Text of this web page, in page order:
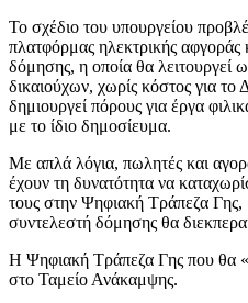
Το σχέδιο του υπουργείου
πλατφόρμας ηλεκτρικής
δόμησης, η οποία θα λειτουργεί
δικαιούχων, χωρίς κόστος για το
δημιουργεί πόρους για έργα
με το ίδιο δημοσίευμα.
Με απλά λόγια, πωλητές και
έχουν τη δυνατότητα να
τους στην Ψηφιακή Τράπεζα
συντελεστή δόμησης θα
Η Ψηφιακή Τράπεζα Γης που θα
στο Ταμείο Ανάκαμψης.